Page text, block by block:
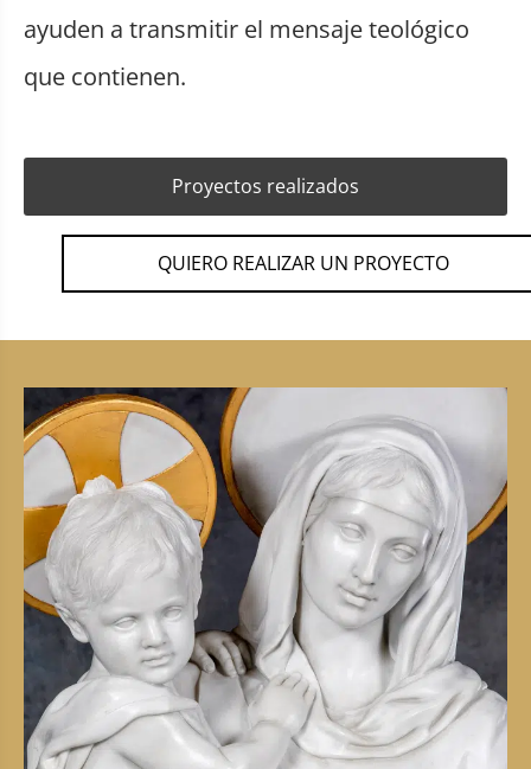
ayuden a transmitir el mensaje teológico
que contienen.
Proyectos realizados
QUIERO REALIZAR UN PROYECTO